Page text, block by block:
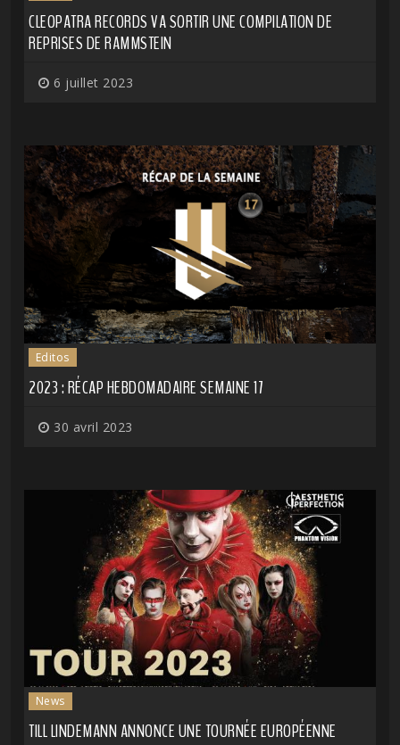
CLEOPATRA RECORDS VA SORTIR UNE COMPILATION DE
REPRISES DE RAMMSTEIN
6 juillet 2023
Editos
2023 : RÉCAP HEBDOMADAIRE SEMAINE 17
30 avril 2023
News
TILL LINDEMANN ANNONCE UNE TOURNÉE EUROPÉENNE